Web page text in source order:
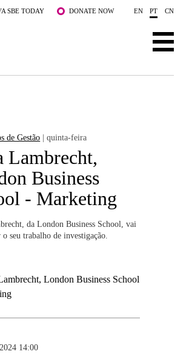
SBE TODAY DONATE NOW EN PT CN
de Gestão | quinta-feira
Lambrecht,
Business
- Marketing
da London Business School, vai
o seu trabalho de investigação.
14:00